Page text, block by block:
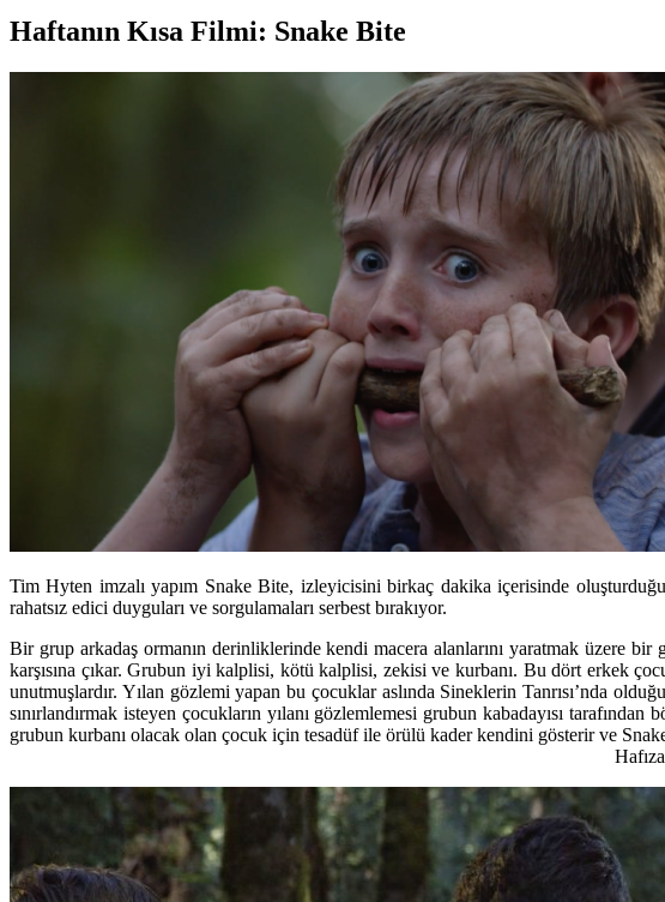
Haftanın Kısa Filmi: Snake Bite
Tim Hyten imzalı yapım Snake Bite, izleyicisini birkaç dakika içerisinde
rahatsız edici duyguları ve sorgulamaları serbest bırakıyor.
Bir grup arkadaş ormanın derinliklerinde kendi macera alanlarını yaratmak üzere
karşısına çıkar. Grubun iyi kalplisi, kötü kalplisi, zekisi ve kurbanı. Bu dört erkek
unutmuşlardır. Yılan gözlemi yapan bu çocuklar aslında Sineklerin Tanrısı’nda
sınırlandırmak isteyen çocukların yılanı gözlemlemesi grubun kabadayısı
grubun kurbanı olacak olan çocuk için tesadüf ile örülü kader kendini gösterir ve